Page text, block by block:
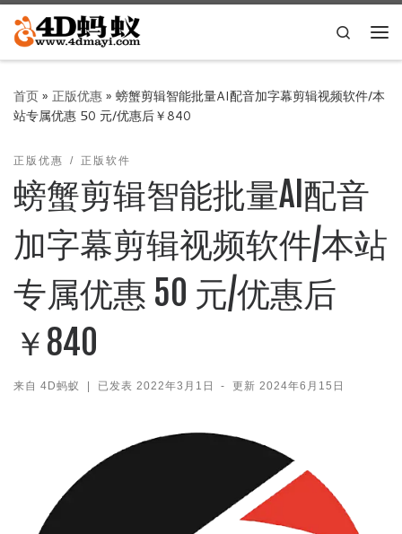
Skip to content
Search
首页» 正版优惠» 螃蟹剪辑智能批量AI配音加字幕剪辑视频软件/本
站专属优惠 50 元/优惠后￥840
正版优惠 正版软件
螃蟹剪辑智能批量AI配音
加字幕剪辑视频软件/本站
专属优惠 50 元/优惠后
￥840
来自 4D蚂蚁 | 已发表 2022年3月1日 - 更新2024年6月15日